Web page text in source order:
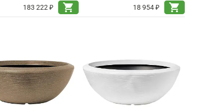
183 222 ₽
shopping_cart
18 954 ₽
shopping_cart